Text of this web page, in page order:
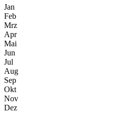
Jan
Feb
Mrz
Apr
Mai
Jun
Jul
Aug
Sep
Okt
Nov
Dez